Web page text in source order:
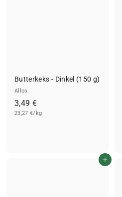
Butterkeks - Dinkel (150 g)
Allos
3,49 €3
,
23,27 €/kg
In den Einkaufswagen legen